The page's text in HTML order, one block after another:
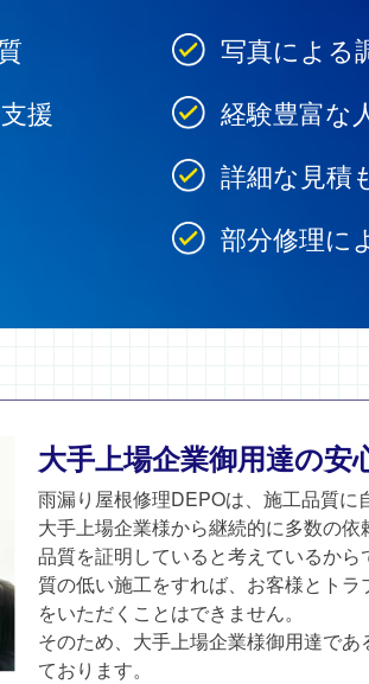
写真による
援
経験豊富な
詳細な見積
部分修理に
大手上場企業御用達の安
雨漏り屋根修理DEPOは、施工品質に
大手上場企業様から継続的に多数の
品質を証明していると考えているから
質の低い施工をすれば、お客様とト
をいただくことはできません。
そのため、大手上場企業様御用達で
ております。